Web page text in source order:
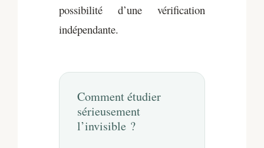
possibilité d’une vérification
indépendante.
Comment étudier
sérieusement
l’invisible ?